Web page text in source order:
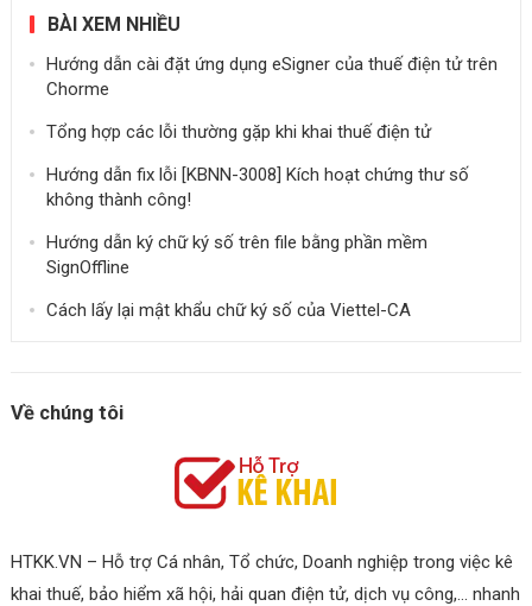
BÀI XEM NHIỀU
Hướng dẫn cài đặt ứng dụng eSigner của thuế điện tử trên
Chorme
Tổng hợp các lỗi thường gặp khi khai thuế điện tử
Hướng dẫn fix lỗi [KBNN-3008] Kích hoạt chứng thư số
không thành công!
Hướng dẫn ký chữ ký số trên file bằng phần mềm
SignOffline
Cách lấy lại mật khẩu chữ ký số của Viettel-CA
Về chúng tôi
HTKK.VN – Hỗ trợ Cá nhân, Tổ chức, Doanh nghiệp trong việc kê
khai thuế, bảo hiểm xã hội, hải quan điện tử, dịch vụ công,… nhanh